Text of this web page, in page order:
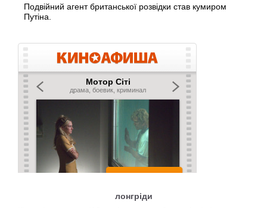
Подвійний агент британської розвідки став кумиром
Путіна.
лонгріди